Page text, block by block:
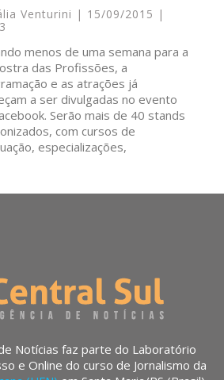
Venturini
15/09/2015
menos de uma semana para a
das Profissões, a
e as atrações já
a ser divulgadas no evento
Serão mais de 40 stands
com cursos de
especializações,
Notícias faz parte do Laboratório
e Online do curso de Jornalismo da